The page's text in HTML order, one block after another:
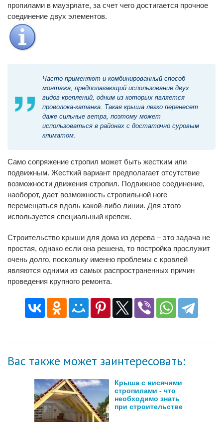
пропилами в мауэрлате, за счет чего достигается прочное
соединение двух элементов.
Часто применяют и комбинированный способ
монтажа, предполагающий использование двух
видов креплений, одним из которых является
проволока-катанка. Такая крыша легко перенесет
даже сильные ветра, поэтому может
использоваться в районах с достаточно суровым
климатом.
Само сопряжение стропил может быть жестким или
подвижным. Жесткий вариант предполагает отсутствие
возможности движения стропил. Подвижное соединение,
наоборот, дает возможность стропильной ноге
перемещаться вдоль какой-либо линии. Для этого
используется специальный крепеж.
Строительство крыши для дома из дерева – это задача не
простая, однако если она решена, то постройка прослужит
очень долго, поскольку именно проблемы с кровлей
являются одними из самых распространенных причин
проведения крупного ремонта.
Вас также может заинтересовать:
Крыша с висячими
стропилами - что
необходимо знать
при строительстве